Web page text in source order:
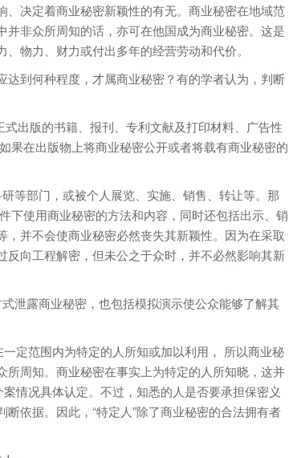
决定着商业秘密新颖性的有无。商业秘密在地域范
非众所周知的话，亦可在他国成为商业秘密。这是
物力、财力或付出多年的经营劳动和代价。
到何种程度，才属商业秘密？有的学者认为，判断
出版的书籍、报刊、专利文献及打印材料、广告性
果在出版物上将商业秘密公开或者将载有商业秘密的
等部门，或被个人展览、实施、销售、转让等。那
下使用商业秘密的方法和内容，同时还包括出示、销
并不会使商业秘密必然丧失其新颖性。因为在采取
向工程解密，但未公之于众时，并不必然影响其新
泄露商业秘密，也包括模拟演示使公众能够了解其
定范围内为特定的人所知或加以利用， 所以商业秘
周知。商业秘密在事实上为特定的人所知晓，这并
情况具体认定。不过，知悉的人是否要承担保密义
依据。因此，“特定人”除了商业秘密的合法拥有者